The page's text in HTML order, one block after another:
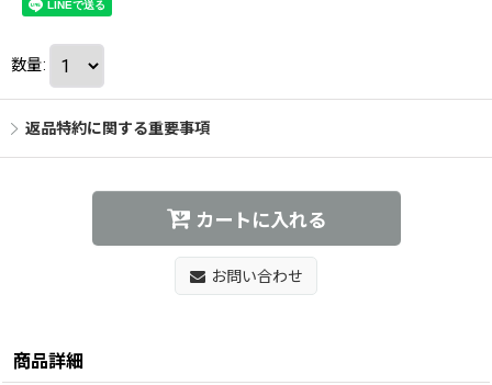
数量:
返品特約に関する重要事項
カートに入れる
お問い合わせ
商品詳細